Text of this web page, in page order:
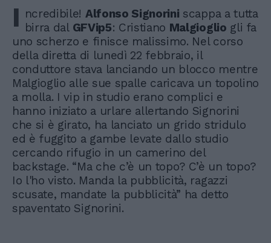
I ncredibile! Alfonso Signorini scappa a tutta
birra dal GFVip5: Cristiano Malgioglio gli fa
uno scherzo e finisce malissimo. Nel corso
della diretta di lunedì 22 febbraio, il
conduttore stava lanciando un blocco mentre
Malgioglio alle sue spalle caricava un topolino
a molla. I vip in studio erano complici e
hanno iniziato a urlare allertando Signorini
che si è girato, ha lanciato un grido stridulo
ed è fuggito a gambe levate dallo studio
cercando rifugio in un camerino del
backstage. “Ma che c’è un topo? C’è un topo?
Io l'ho visto. Manda la pubblicità, ragazzi
scusate, mandate la pubblicità” ha detto
spaventato Signorini.